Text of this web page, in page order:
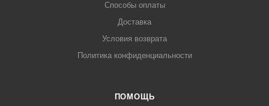
Способы оплаты
Доставка
Условия возврата
Политика конфиденциальности
ПОМОЩЬ